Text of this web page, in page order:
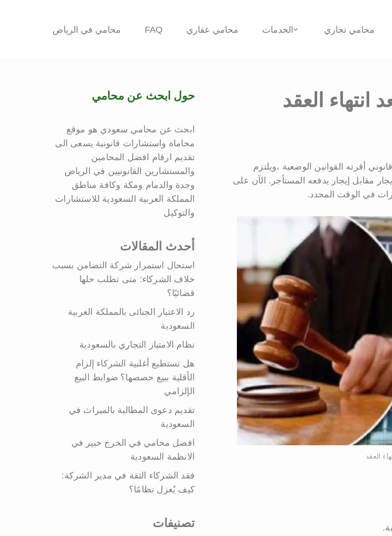
محامي تجاري الخدمات محامي عقاري FAQ محامي في الرياض
العقد
أقرته القوانين الوضعية ،ويلتزم
مقابل إيجار يدفعه المستأجر. الآن على
في الوقت المحدد.
العقد
حول ابحث عن محامي
ابحث عن محامي سعودي هو موقع
محاماة واستشارات قانونية يسعى الى
تقديم ارقام افضل المحامين
والمستشارين القانونيين في الرياض
وجدة والدمام ومكة وكافة مناطق
المملكة العربية السعودية للاستشارات
والتوكيل
أحدث المقالات
استحال استمرار شركة التضامن بسبب
خلاف الشركاء: متى تطلب حلها
قضائيًا؟
رد الاعتبار الجنائى بالمملكة العربية
السعودية
نظام الامتياز التجاري بالسعودية
هل تستطيع أغلبية الشركاء إلزام
الأقلية ببيع حصصها؟ ضوابط البيع
الإلزامي
تقديم دعوى المطالبة بالميراث في
السعودية
افضل محامي في الخرج خبير في
الانظمة السعودية
فقد الشركاء الثقة في مدير الشركة:
كيف يُعزل نظامًا؟
تصنيفات